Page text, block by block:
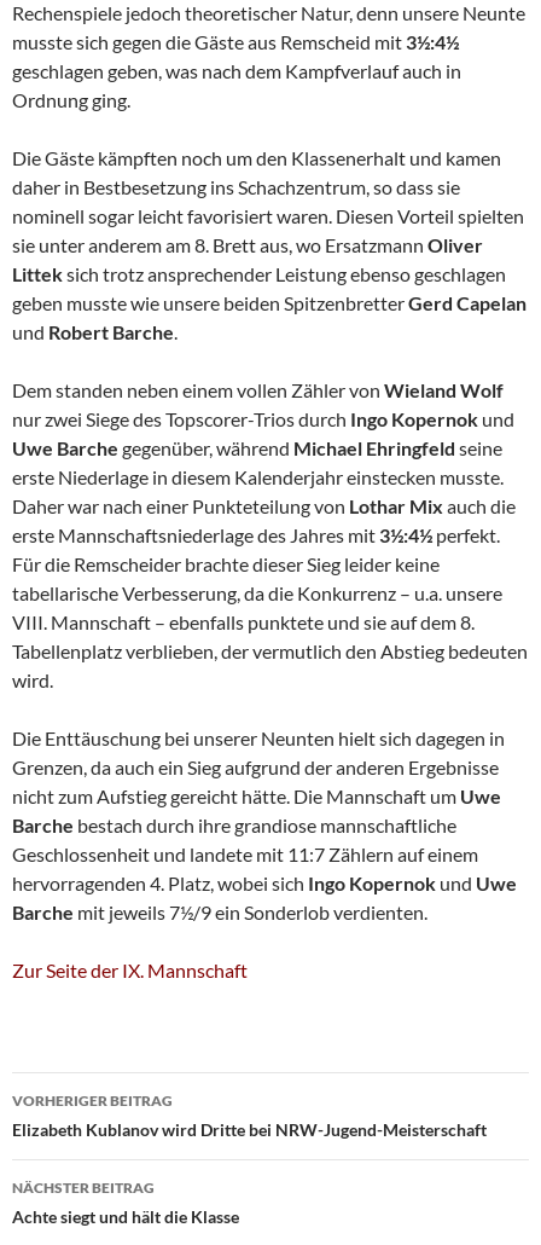
Rechenspiele jedoch theoretischer Natur, denn unsere Neunte
musste sich gegen die Gäste aus Remscheid mit 3½:4½
geschlagen geben, was nach dem Kampfverlauf auch in
Ordnung ging.
Die Gäste kämpften noch um den Klassenerhalt und kamen
daher in Bestbesetzung ins Schachzentrum, so dass sie
nominell sogar leicht favorisiert waren. Diesen Vorteil spielten
sie unter anderem am 8. Brett aus, wo Ersatzmann Oliver
Litteksich trotz ansprechender Leistung ebenso geschlagen
geben musste wie unsere beiden SpitzenbretterGerd Capelan
und Robert Barche.
Dem standen neben einem vollen Zähler von Wieland Wolf
nur zwei Siege des Topscorer-Trios durch Ingo Kopernok und
Uwe Barche gegenüber, während Michael Ehringfeld seine
erste Niederlage in diesem Kalenderjahr einstecken musste.
Daher war nach einer Punkteteilung von Lothar Mix auch die
erste Mannschaftsniederlage des Jahres mit 3½:4½ perfekt.
Für die Remscheider brachte dieser Sieg leider keine
tabellarische Verbesserung, da die Konkurrenz – u.a. unsere
VIII. Mannschaft – ebenfalls punktete und sie auf dem 8.
Tabellenplatz verblieben, der vermutlich den Abstieg bedeuten
wird.
Die Enttäuschung bei unserer Neunten hielt sich dagegen in
Grenzen, da auch ein Sieg aufgrund der anderen Ergebnisse
nicht zum Aufstieg gereicht hätte. Die Mannschaft um Uwe
Barche bestach durch ihre grandiose mannschaftliche
Geschlossenheit und landete mit 11:7 Zählern auf einem
hervorragenden 4. Platz, wobei sich Ingo Kopernok und Uwe
Barche mit jeweils 7½/9 ein Sonderlob verdienten.
Zur Seite der IX. Mannschaft
Beitragsnavigation
VORHERIGER BEITRAG
Elizabeth Kublanov wird Dritte bei NRW-Jugend-Meisterschaft
NÄCHSTER BEITRAG
Achte siegt und hält die Klasse